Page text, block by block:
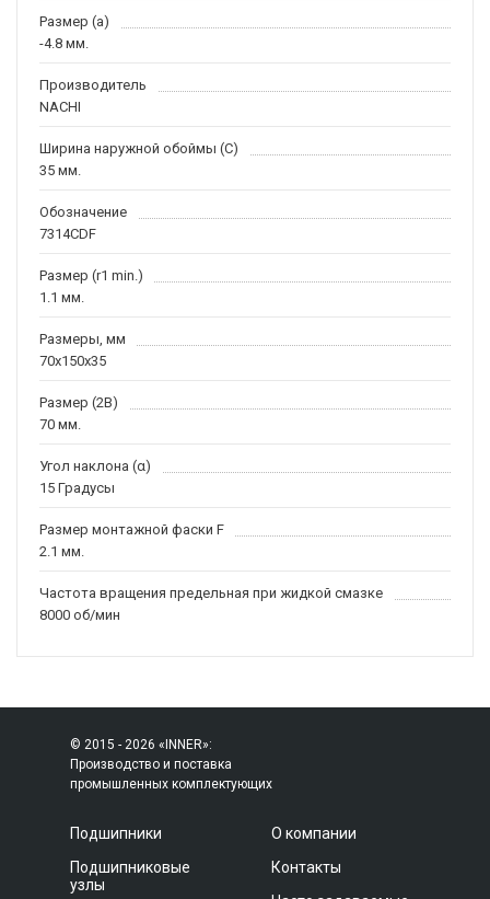
Размер (a)
-4.8 мм.
Производитель
NACHI
Ширина наружной обоймы (C)
35 мм.
Обозначение
7314CDF
Размер (r1 min.)
1.1 мм.
Размеры, мм
70x150x35
Размер (2B)
70 мм.
Угол наклона (α)
15 Градусы
Размер монтажной фаски F
2.1 мм.
Частота вращения предельная при жидкой смазке
8000 об/мин
© 2015 - 2026 «INNER»:
Производство и поставка
промышленных комплектующих
Подшипники
Подшипниковые
узлы
О компании
Контакты